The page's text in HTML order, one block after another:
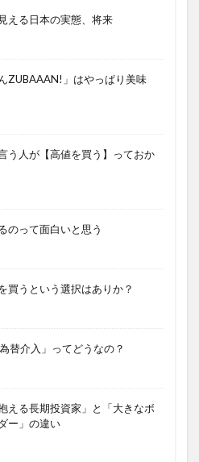
える日本の実態、将来
ZUBAAAN!」はやっぱり美味
う人が【高値を買う】っておか
のって面白いと思う
買うという選択はありか？
替介入」ってどうなの？
える長期投資家」と「大きなボ
ー」の違い